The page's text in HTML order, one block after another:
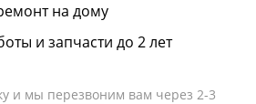
на дому
и запчасти до 2 лет
и мы перезвоним вам через 2-3